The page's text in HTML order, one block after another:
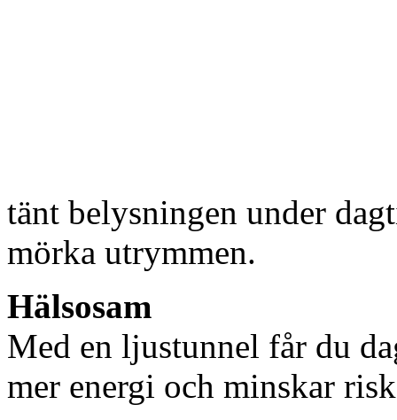
tänt belysningen under
mörka utrymmen.
Hälsosam
Med en ljustunnel får du
mer energi och minskar